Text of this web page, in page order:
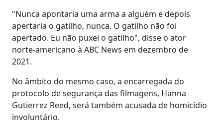
"Nunca apontaria uma arma a alguém e depois
apertaria o gatilho, nunca. O gatilho não foi
apertado. Eu não puxei o gatilho", disse o ator
norte-americano à ABC News em dezembro de
2021.
No âmbito do mesmo caso, a encarregada do
protocolo de segurança das filmagens, Hanna
Gutierrez Reed, será também acusada de homicídio
involuntário.